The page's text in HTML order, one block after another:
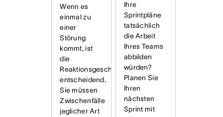
Wenn es
einmal zu
einer
Störung
kommt, ist
die
Reaktionsgeschwindigkeit
entscheidend.
Sie müssen
Zwischenfälle
jeglicher Art
Ihre
Sprintpläne
tatsächlich
die Arbeit
Ihres Teams
abbilden
würden?
Planen Sie
Ihren
nächsten
Sprint mit